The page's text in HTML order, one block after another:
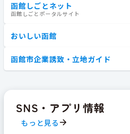
函館しごとネット
函館しごとポータルサイト
おいしい函館
函館市企業誘致・立地ガイド
SNS・アプリ情報
もっと見る